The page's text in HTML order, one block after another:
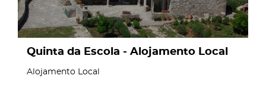
Quinta da Escola - Alojamento Local
Alojamento Local